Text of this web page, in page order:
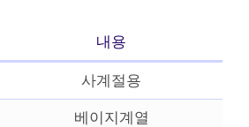
내용
사계절용
베이지계열